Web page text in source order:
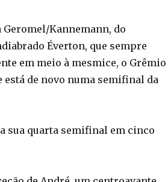
Geromel/Kannemann, do
Éverton, que sempre
em meio à mesmice, o Grêmio
está de novo numa semifinal da
sua quarta semifinal em cinco